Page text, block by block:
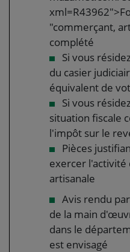
"commerçant,
complété
Si vous
du casier
équivalent de
Si vous
situation fiscale
l'impôt sur le
Pièces
exercer
artisanale
Avis rendu
de la main
dans le
est envisagé